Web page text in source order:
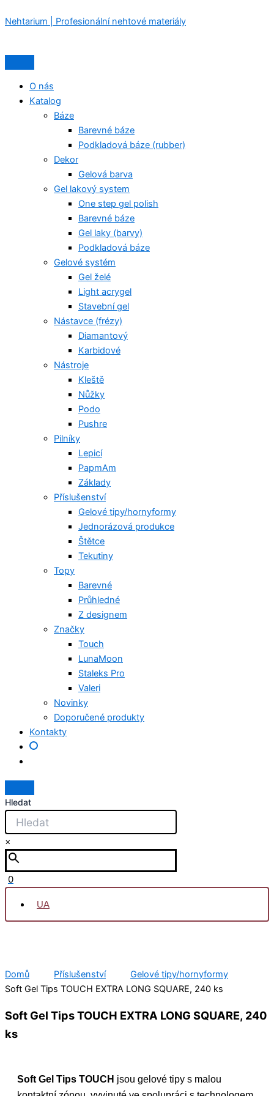
na
Nehtarium | Profesionální nehtové materiály
O nás
Katalog
Báze
Barevné báze
Podkladová báze (rubber)
Dekor
Gelová barva
Gel lakový system
One step gel polish
Barevné báze
Gel laky (barvy)
Podkladová báze
Gelové systém
Gel želé
Light acrygel
Stavební gel
Nástavce (frézy)
Diamantový
Karbidové
Nástroje
Kleště
Nůžky
Podo
Pushre
Pilníky
Lepicí
PapmAm
Základy
Příslušenství
Gelové tipy/hornyformy
Jednorázová produkce
Štětce
Tekutiny
Topy
Barevné
Průhledné
Z designem
Značky
Touch
LunaMoon
Staleks Pro
Valeri
Novinky
Doporučené produkty
Kontakty
Hledat
×
0
UA
Domů Příslušenství
Gelové tipy/hornyformy
Soft Gel Tips TOUCH EXTRA LONG SQUARE, 240 ks
Soft Gel Tips TOUCH EXTRA LONG SQUARE, 240
ks
Soft Gel Tips TOUCH jsou gelové tipy s malou
Gel
EXTRA
240